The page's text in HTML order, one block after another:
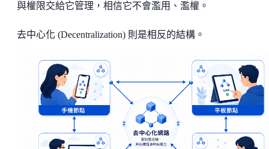
與權限交給它管理，相信它不會濫用、濫權。
去中心化 (Decentralization) 則是相反的結構。